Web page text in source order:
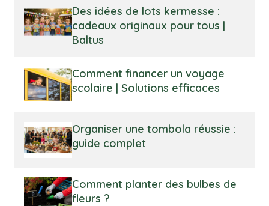
Des idées de lots kermesse :
cadeaux originaux pour tous |
Baltus
Comment financer un voyage
scolaire | Solutions efficaces
Organiser une tombola réussie :
guide complet
Comment planter des bulbes de
fleurs ?